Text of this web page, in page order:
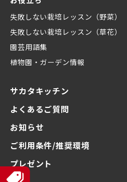
失敗しない栽培レッスン（野菜）
失敗しない栽培レッスン（草花）
園芸用語集
植物園・ガーデン情報
サカタキッチン
よくあるご質問
お知らせ
ご利用条件/推奨環境
プレゼント